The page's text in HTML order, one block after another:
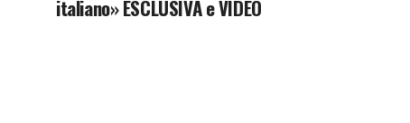
italiano» ESCLUSIVA e VIDEO